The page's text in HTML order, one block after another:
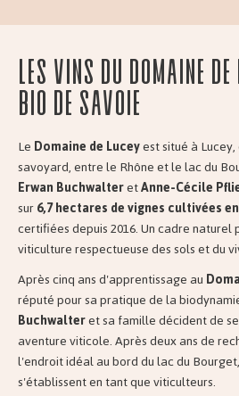
Les vins du Domaine
Bio de Savoie
LeDomaine de Luceyest situé à
savoyard, entre le Rhône et le lac du
Erwan BuchwalteretAnne-Cécile
sur6,7 hectares de vignes cultivées
certifiées depuis 2016. Un cadre naturel
viticulture respectueuse des sols et du
Après cinq ans d'apprentissage au
réputé pour sa pratique de la
Buchwalteret sa famille décident de
aventure viticole. Après deux ans de
l'endroit idéal au bord du lac du
s'établissent en tant que viticulteurs.